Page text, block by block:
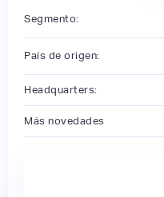
Segmento:
País de origen:
Headquarters:
Más novedades